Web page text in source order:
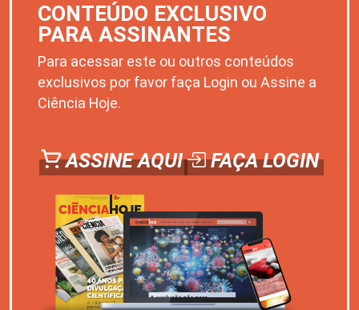
CONTEÚDO EXCLUSIVO
PARA ASSINANTES
Para acessar este ou outros conteúdos
exclusivos por favor faça Login ou Assine a
Ciência Hoje.
ASSINE AQUI FAÇA LOGIN